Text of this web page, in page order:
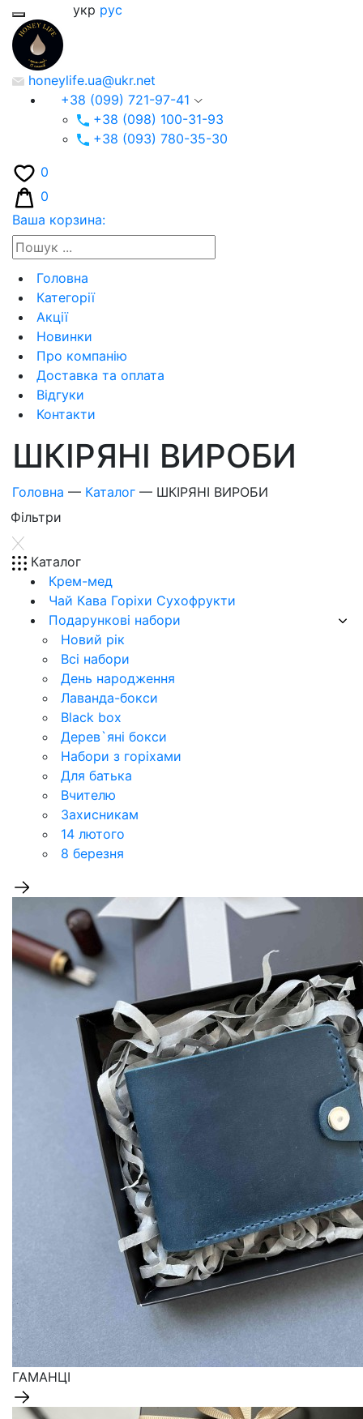
укр рус
honeylife.ua@ukr.net
+38 (099) 721-97-41
+38 (098) 100-31-93
+38 (093) 780-35-30
0
0
Ваша корзина:
Головна
Категорії
Акції
Новинки
Про компанію
Доставка та оплата
Відгуки
Контакти
ШКІРЯНІ ВИРОБИ
Головна — Каталог — ШКІРЯНІ ВИРОБИ
Фiльтри
Каталог
Крем-мед
Чай Кава Горіхи Сухофрукти
Подарункові набори
Новий рік
Всі набори
День народження
Лаванда-бокси
Black box
Дерев`‎яні бокси
Набори з горіхами
Для батька
Вчителю
Захисникам
14 лютого
8 березня
ГАМАНЦІ